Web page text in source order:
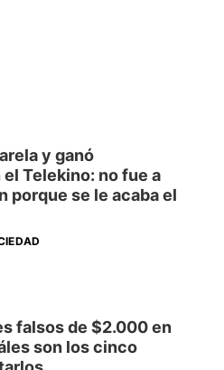
y ganó
Telekino: no fue a
porque se le acaba el
falsos de $2.000 en
son los cinco